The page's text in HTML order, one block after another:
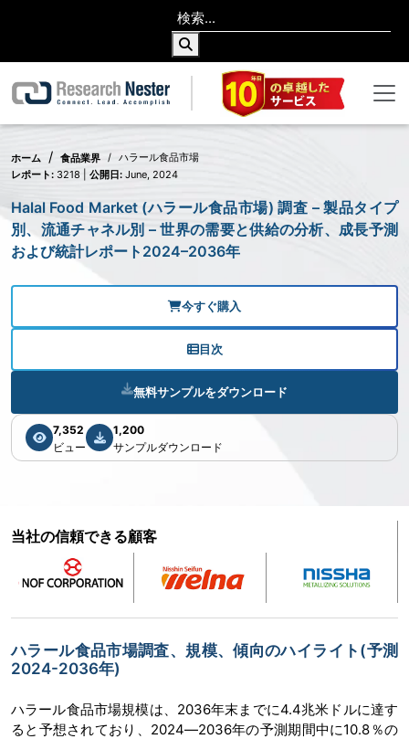
ホーム 食品業界
ハラール食品市場
レポート: 3218 | 公開日: June, 2024
Halal Food Market (ハラール食品市場) 調査 – 製品タイプ
別、流通チャネル別 – 世界の需要と供給の分析、成長予測
および統計レポート2024–2036年
今すぐ購入
目次
無料サンプルをダウンロード
7,352
ビュー
1,200
サンプルダウンロード
当社の信頼できる顧客
ハラール食品市場調査、規模、傾向のハイライト(予測
2024-2036年)
ハラール食品市場規模は、2036年末までに4.4兆米ドルに達す
ると予想されており、2024―2036年の予測期間中に10.8％の